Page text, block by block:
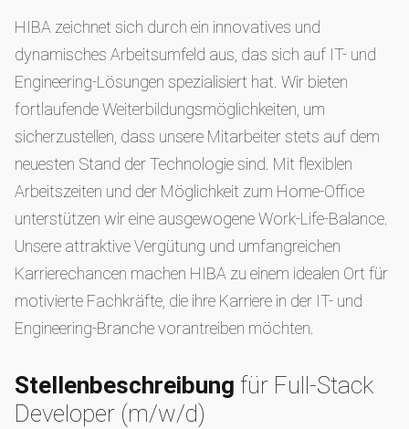
HIBA zeichnet sich durch ein innovatives und
dynamisches Arbeitsumfeld aus, das sich auf IT- und
Engineering-Lösungen spezialisiert hat. Wir bieten
fortlaufende Weiterbildungsmöglichkeiten, um
sicherzustellen, dass unsere Mitarbeiter stets auf dem
neuesten Stand der Technologie sind. Mit flexiblen
Arbeitszeiten und der Möglichkeit zum Home-Office
unterstützen wir eine ausgewogene Work-Life-Balance.
Unsere attraktive Vergütung und umfangreichen
Karrierechancen machen HIBA zu einem idealen Ort für
motivierte Fachkräfte, die ihre Karriere in der IT- und
Engineering-Branche vorantreiben möchten.
Stellenbeschreibung für Full-Stack
Developer (m/w/d)